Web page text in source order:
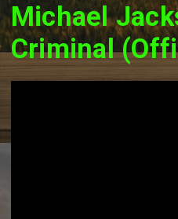
Michael
Criminal